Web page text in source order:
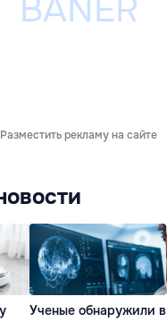
Разместить рекламу на сайте
Ученые обнаружили в